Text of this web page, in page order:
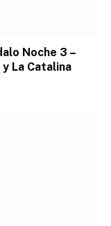
Noche 3 –
La Catalina